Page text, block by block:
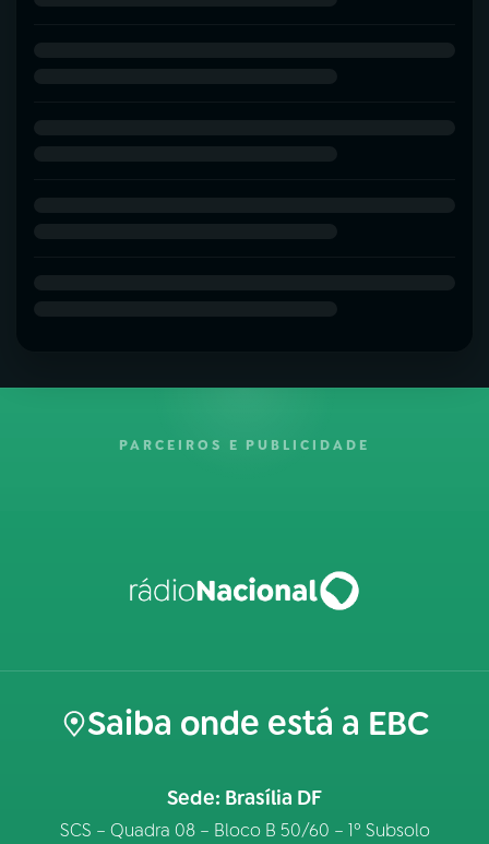
PARCEIROS E PUBLICIDADE
Saiba onde está a EBC
Sede: Brasília DF
SCS – Quadra 08 – Bloco B 50/60 – 1º Subsolo